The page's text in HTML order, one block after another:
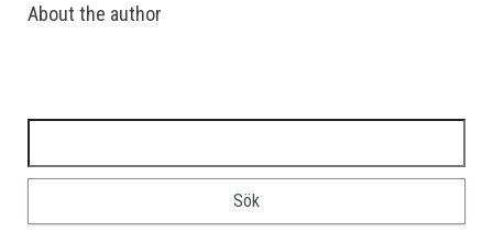
About the author